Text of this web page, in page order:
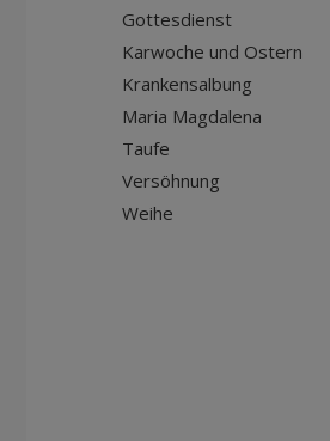
Gottesdienst
Karwoche und Ostern
Krankensalbung
Maria Magdalena
Taufe
Versöhnung
Weihe